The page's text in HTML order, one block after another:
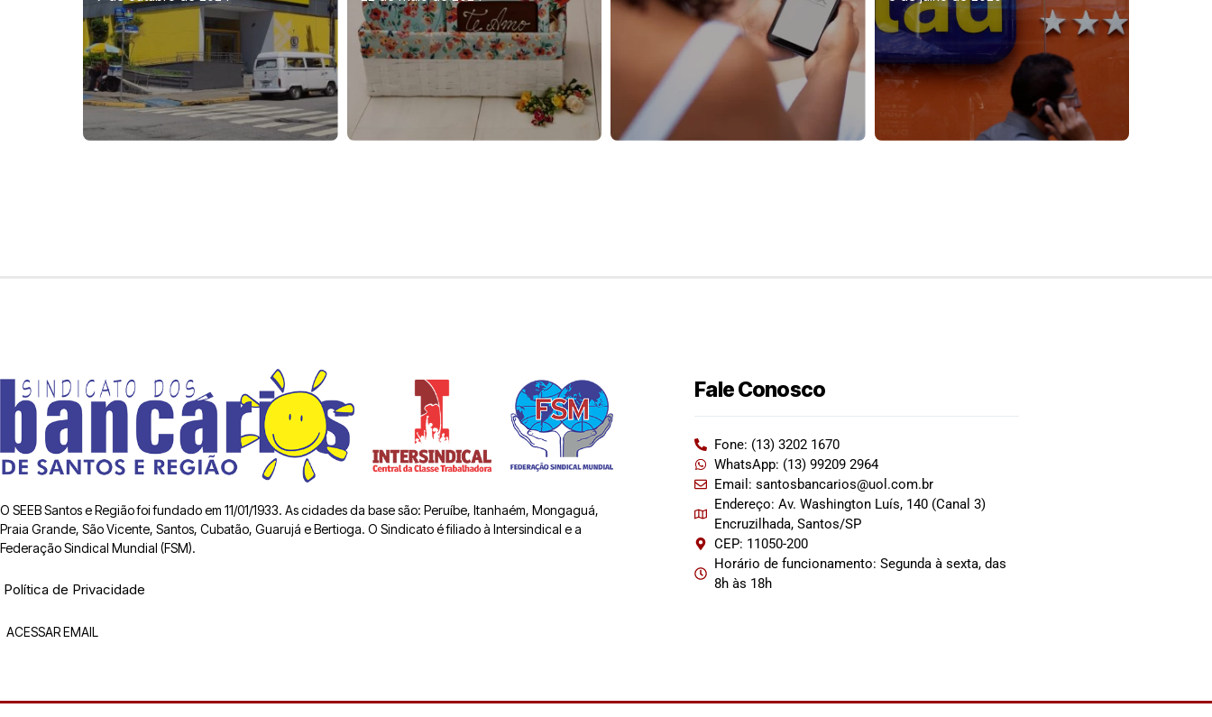
O SEEB Santos e Região foi fundado em 11/01/1933. As cidades da base são: Peruíbe, Itanhaém, Mongaguá,
Praia Grande, São Vicente, Santos, Cubatão, Guarujá e Bertioga. O Sindicato é filiado à Intersindical e a
Federação Sindical Mundial (FSM).
Política de Privacidade
ACESSAR EMAIL
Fale Conosco
Fone: (13) 3202 1670
WhatsApp: (13) 99209 2964
Email: santosbancarios@uol.com.br
Endereço: Av. Washington Luís, 140 (Canal 3)
Encruzilhada, Santos/SP
CEP: 11050-200
Horário de funcionamento: Segunda à sexta, das
8h às 18h